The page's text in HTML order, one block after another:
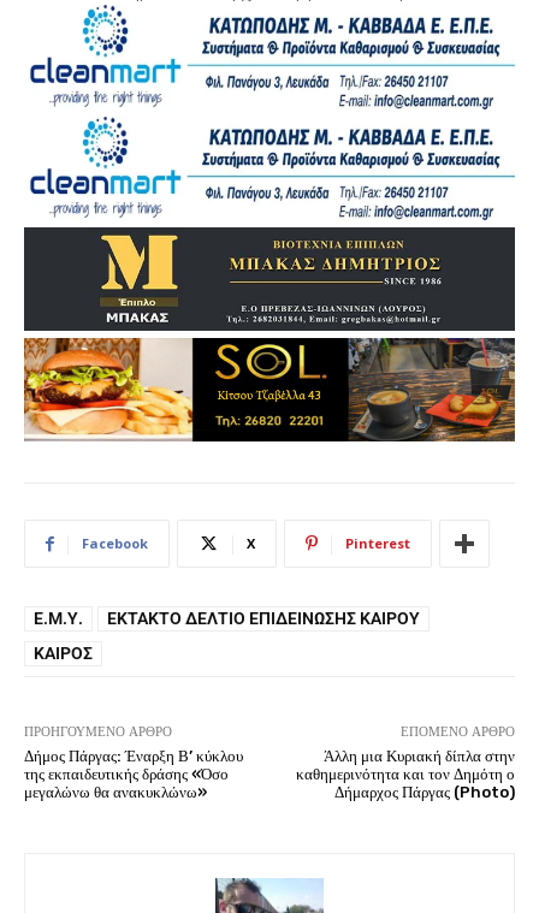
Facebook X Pinterest
Ε.Μ.Υ.
ΈΚΤΑΚΤΟ ΔΕΛΤΊΟ ΕΠΙΔΕΊΝΩΣΗΣ ΚΑΙΡΟΎ
ΚΑΙΡΌΣ
ΠΡΟΗΓΟΎΜΕΝΟ ΆΡΘΡΟ
Δήμος Πάργας: Έναρξη Β’ κύκλου
της εκπαιδευτικής δράσης «Όσο
μεγαλώνω θα ανακυκλώνω»
ΕΠΌΜΕΝΟ ΆΡΘΡΟ
Άλλη μια Κυριακή δίπλα στην
καθημερινότητα και τον Δημότη ο
Δήμαρχος Πάργας (Photo)